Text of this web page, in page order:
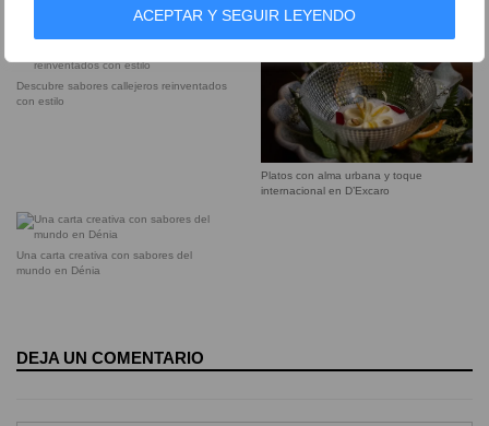
ACEPTAR Y SEGUIR LEYENDO
moderna en D’Excaro
Descubre sabores callejeros reinventados
con estilo
Platos con alma urbana y toque
internacional en D’Excaro
Una carta creativa con sabores del
mundo en Dénia
DEJA UN COMENTARIO